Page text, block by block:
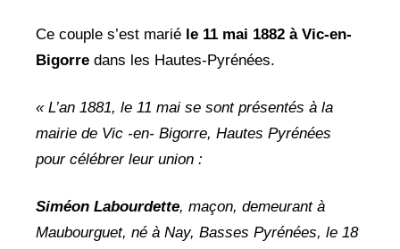
Ce couple s’est marié le 11 mai 1882 à Vic-en-
Bigorre dans les Hautes-Pyrénées.
« L’an 1881, le 11 mai se sont présentés à la
mairie de Vic -en- Bigorre, Hautes Pyrénées
pour célébrer leur union :
Siméon Labourdette, maçon, demeurant à
Maubourguet, né à Nay, Basses Pyrénées, le 18